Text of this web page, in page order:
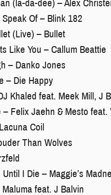
(la-da-dee) – Alex
Speak Of – Blink 182
(Live) – Bullet
Like You – Callum Beattie
– Danko Jones
– Die Happy
Khaled feat. Meek Mill, J
– Felix Jaehn & Mesto feat.
Coil
Than Wolves
Until I Die – Maggie’s
feat. J Balvin